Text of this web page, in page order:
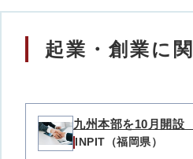
起業・創業に
九州本部を10月開
INPIT（福岡県）